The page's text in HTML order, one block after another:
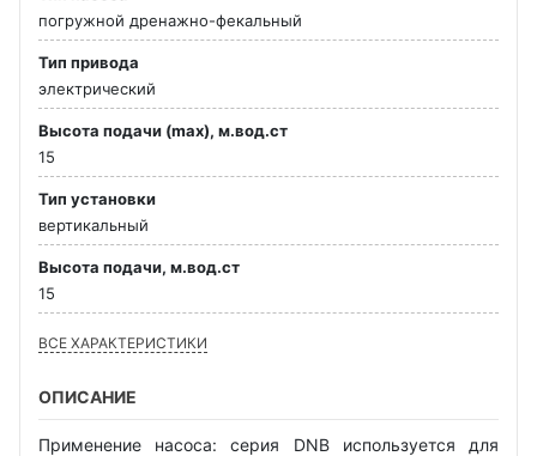
погружной дренажно-фекальный
Тип привода
электрический
Высота подачи (max), м.вод.ст
15
Тип установки
вертикальный
Высота подачи, м.вод.ст
15
ВСЕ ХАРАКТЕРИСТИКИ
ОПИСАНИЕ
Применение насоса: серия DNB используется для